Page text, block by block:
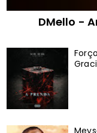
DMello -